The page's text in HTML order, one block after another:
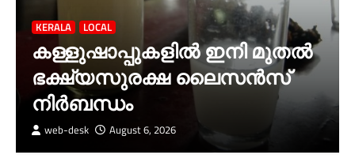
KERALA LOCAL
കള്ളുഷാപ്പുകളിൽ ഇനി മുതൽ
ഭക്ഷ്യസുരക്ഷ ലൈസൻസ്
നിർബന്ധം
web-desk August 6, 2026